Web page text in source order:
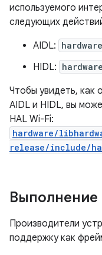
используемого
следующих
AIDL:
HIDL:
Чтобы увидеть, как
AIDL и HIDL, вы
HAL Wi-Fi:
hardware/
release/include/
Выполнение
Производители
поддержку как